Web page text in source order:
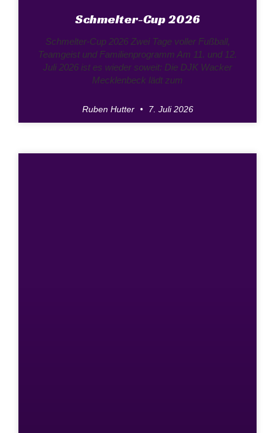
Schmelter-Cup 2026
Schmelter-Cup 2026 Zwei Tage voller Fußball,
Teamgeist und Familienprogramm Am 11. und 12.
Juli 2026 ist es wieder soweit: Die DJK Wacker
Mecklenbeck lädt zum
Ruben Hutter 7. Juli 2026